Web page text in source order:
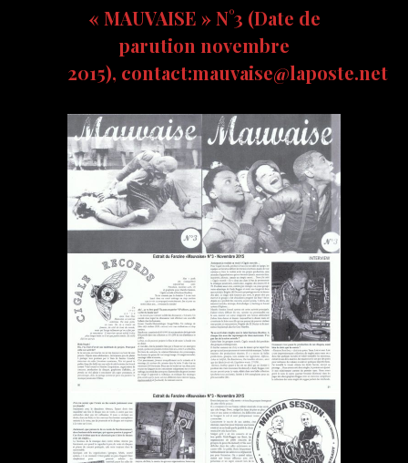
« MAUVAISE » N°3 (Date de
parution novembre
2015), contact:mauvaise@laposte.net